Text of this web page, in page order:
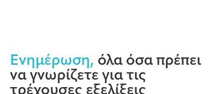
Ενημέρωση, όλα όσα πρέπει
να γνωρίζετε για τις